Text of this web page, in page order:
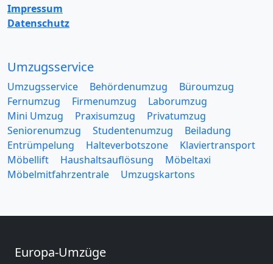
Impressum
Datenschutz
Umzugsservice
Umzugsservice Behördenumzug
Büroumzug
Fernumzug
Firmenumzug
Laborumzug
Mini Umzug
Praxisumzug
Privatumzug
Seniorenumzug
Studentenumzug
Beiladung
Entrümpelung
Halteverbotszone
Klaviertransport
Möbellift
Haushaltsauflösung
Möbeltaxi
Möbelmitfahrzentrale
Umzugskartons
Europa-Umzüge